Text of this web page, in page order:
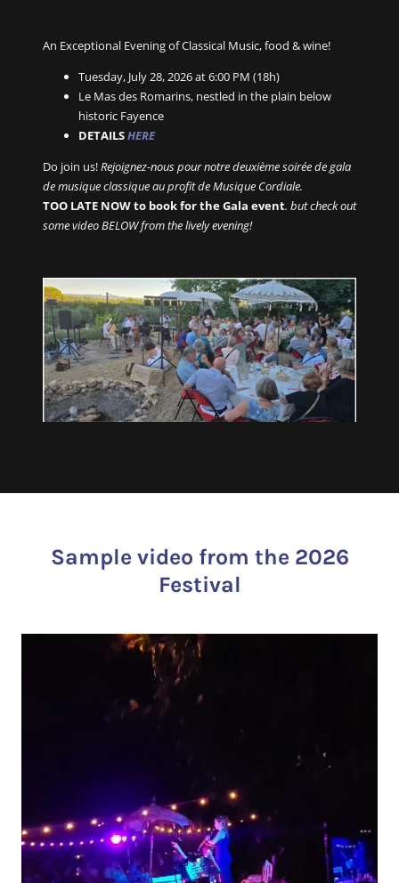
An Exceptional Evening of Classical Music, food & wine!
Tuesday, July 28, 2026 at 6:00 PM (18h)
Le Mas des Romarins, nestled in the plain below
historic Fayence
DETAILSHERE
Do join us!Rejoignez-nous pour notre deuxième soirée de gala
de musique classique au profit de Musique Cordiale.
TOO LATE NOW to book for the Gala event. but check out
some video BELOW from the lively evening!
Sample video from the 2026
Festival